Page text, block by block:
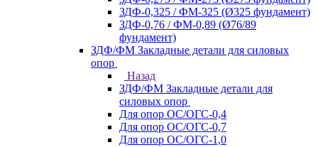
ЗДФ-0,325 / ФМ-325 (Ø325 фундамент)
ЗДФ-0,76 / ФМ-0,89 (Ø76/89
фундамент)
ЗДФ/ФМ Закладные детали для силовых
опор
Назад
ЗДФ/ФМ Закладные детали для
силовых опор
Для опор ОС/ОГС-0,4
Для опор ОС/ОГС-0,7
Для опор ОС/ОГС-1,0